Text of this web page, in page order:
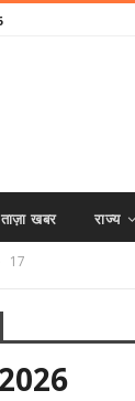
ताज़ा खबर राज्य
17